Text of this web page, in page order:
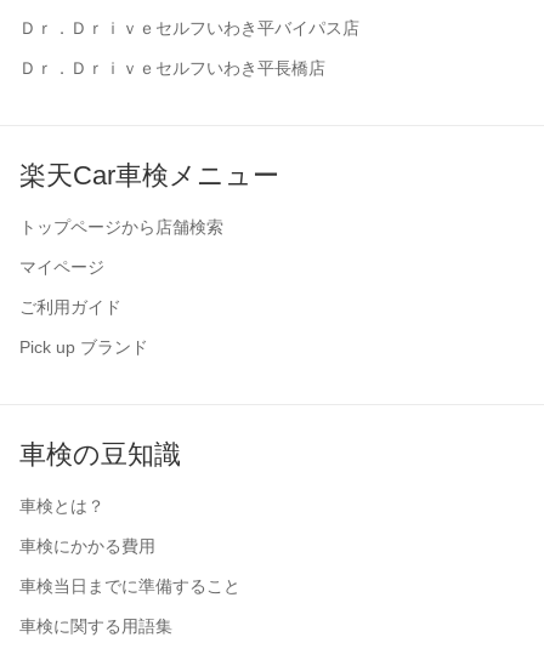
Ｄｒ．Ｄｒｉｖｅセルフいわき平バイパス店
Ｄｒ．Ｄｒｉｖｅセルフいわき平長橋店
楽天Car車検メニュー
トップページから店舗検索
マイページ
ご利用ガイド
Pick up ブランド
車検の豆知識
車検とは？
車検にかかる費用
車検当日までに準備すること
車検に関する用語集